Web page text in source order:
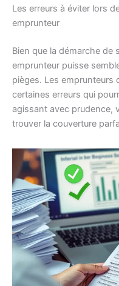
Les erreurs à éviter lors
emprunteur
Bien que la démarche de
emprunteur puisse
pièges. Les emprunteurs
certaines erreurs qui
agissant avec prudence,
trouver la couverture